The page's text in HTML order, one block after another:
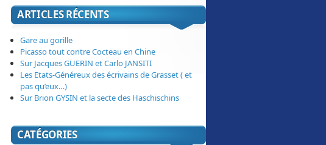
ARTICLES RÉCENTS
Gare au gorille
Picasso tout contre Cocteau en Chine
Sur Jacques GUERIN et Carlo JANSITI
Les Etats-Généreux des écrivains de Grasset ( et
pas qu’eux…)
Sur Brion GYSIN et la secte des Haschischins
CATÉGORIES